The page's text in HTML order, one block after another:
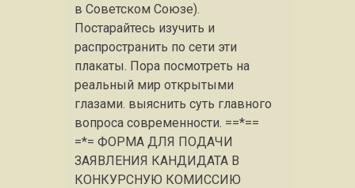
в Советском Союзе).
Постарайтесь изучить и
распространить по сети эти
плакаты. Пора посмотреть на
реальный мир открытыми
глазами. выяснить суть главного
вопроса современности. ==*==
=*= ФОРМА ДЛЯ ПОДАЧИ
ЗАЯВЛЕНИЯ КАНДИДАТА В
КОНКУРСНУЮ КОМИССИЮ